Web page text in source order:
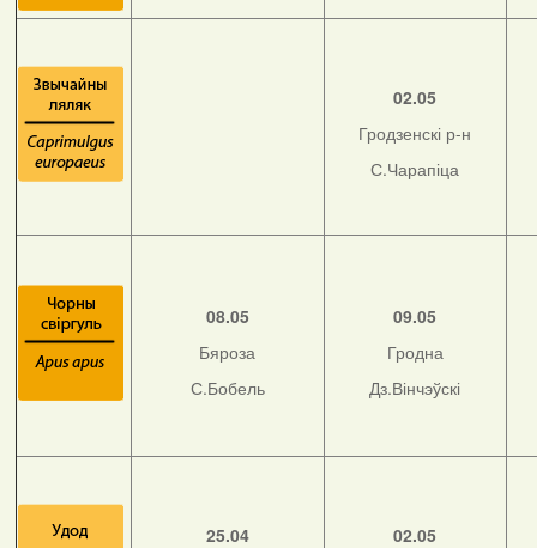
02.05
Гродзенскі р-н
С.Чарапіца
08.05
Бяроза
С.Бобель
09.05
Гродна
Дз.Вінчэўскі
25.04
02.05